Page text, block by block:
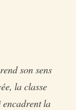
son sens
la classe
encadrent la